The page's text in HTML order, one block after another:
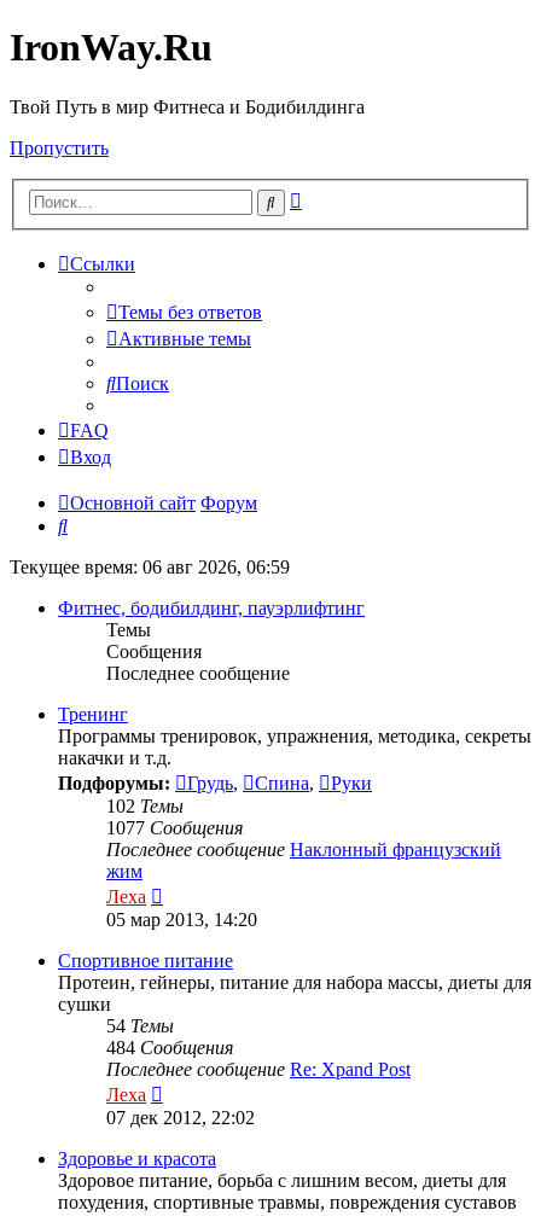
IronWay.Ru
Твой Путь в мир Фитнеса и Бодибилдинга
Пропустить
Поиск
Ссылки
Темы без ответов
Активные темы
Поиск
FAQ
Вход
Основной сайт Форум
Поиск
Текущее время: 06 авг 2026, 06:59
Фитнес, бодибилдинг, пауэрлифтинг
Темы
Сообщения
Последнее сообщение
Тренинг
Программы тренировок, упражнения, методика, секреты
накачки и т.д.
Подфорумы:
Грудь, Спина,
Руки
102 Темы
1077 Сообщения
Последнее сообщение Наклонный французский
жим
Леха
к
сообщению
05 мар 2013, 14:20
Спортивное питание
Протеин, гейнеры, питание для набора массы, диеты для
сушки
54 Темы
484 Сообщения
Последнее сообщение Re: Xpand Post
Леха
к
сообщению
07 дек 2012, 22:02
Здоровье и красота
Здоровое питание, борьба с лишним весом, диеты для
похудения, спортивные травмы, повреждения суставов